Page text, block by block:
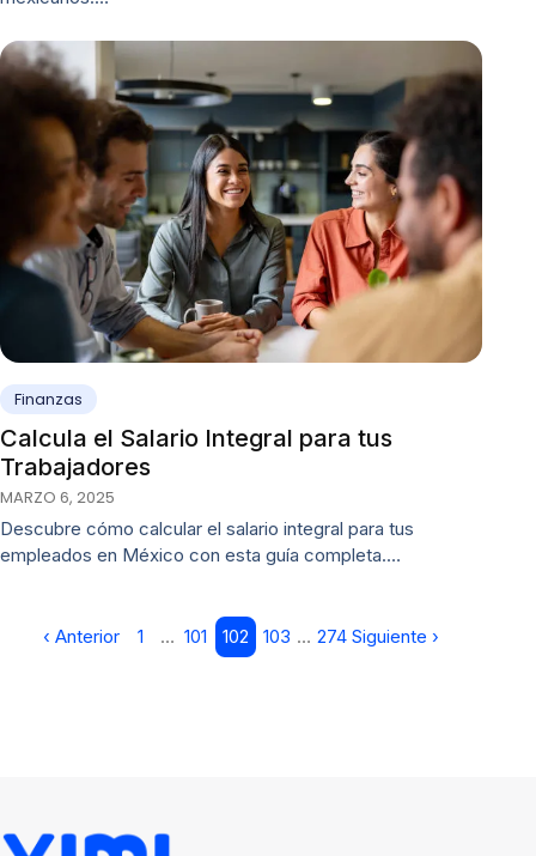
Finanzas
Calcula el Salario Integral para tus
Trabajadores
MARZO 6, 2025
Descubre cómo calcular el salario integral para tus
empleados en México con esta guía completa.…
‹ Anterior 1 … 101 102 103 … 274 Siguiente ›